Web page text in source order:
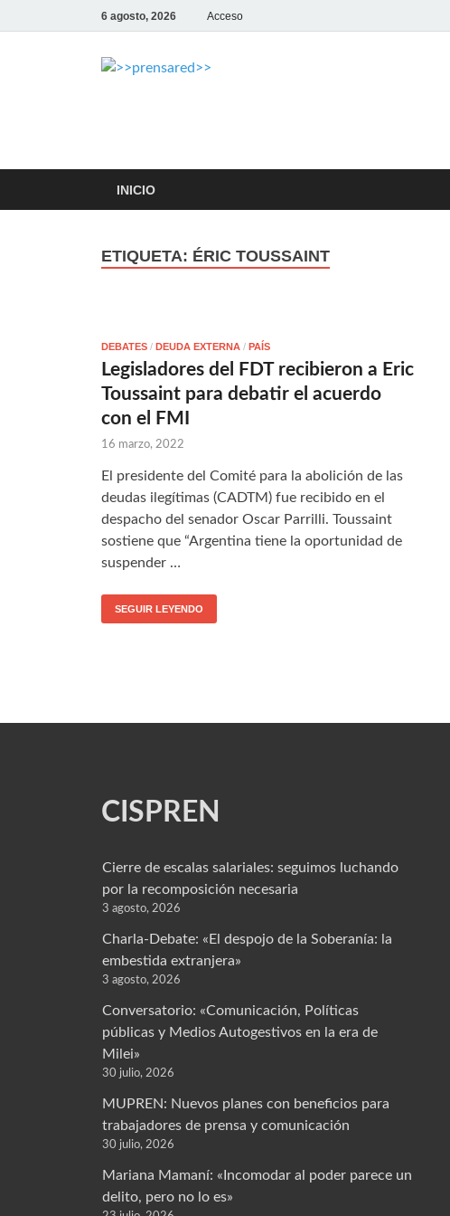
6 agosto, 2026 Acceso
INICIO
ETIQUETA: ÉRIC TOUSSAINT
DEBATES / DEUDA EXTERNA / PAÍS
Legisladores del FDT recibieron a Eric
Toussaint para debatir el acuerdo
con el FMI
16 marzo, 2022
El presidente del Comité para la abolición de las
deudas ilegítimas (CADTM) fue recibido en el
despacho del senador Oscar Parrilli. Toussaint
sostiene que “Argentina tiene la oportunidad de
suspender …
SEGUIR LEYENDO
CISPREN
Cierre de escalas salariales: seguimos luchando
por la recomposición necesaria
3 agosto, 2026
Charla-Debate: «El despojo de la Soberanía: la
embestida extranjera»
3 agosto, 2026
Conversatorio: «Comunicación, Políticas
públicas y Medios Autogestivos en la era de
Milei»
30 julio, 2026
MUPREN: Nuevos planes con beneficios para
trabajadores de prensa y comunicación
30 julio, 2026
Mariana Mamaní: «Incomodar al poder parece un
delito, pero no lo es»